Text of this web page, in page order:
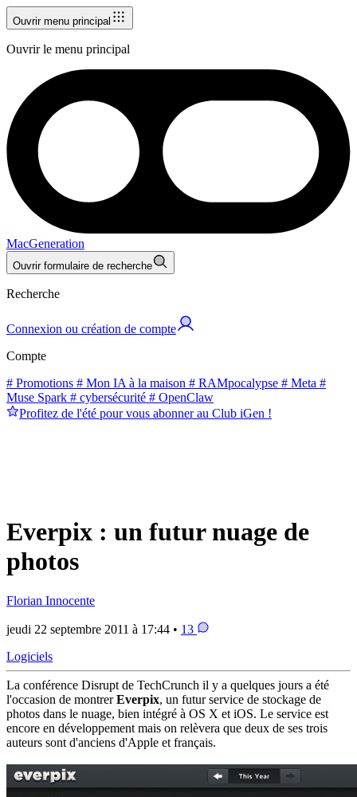
Ouvrir menu principal
Ouvrir le menu principal
MacGeneration
Ouvrir formulaire de recherche
Recherche
Connexion ou création de compte
Compte
# Promotions # Mon IA à la maison # RAMpocalypse # Meta #
Muse Spark # cybersécurité # OpenClaw
Profitez de l'été pour vous abonner au Club iGen !
Everpix : un futur nuage de
photos
Florian Innocente
jeudi 22 septembre 2011 à 17:44 • 13
Logiciels
La conférence Disrupt de TechCrunch il y a quelques jours a été
l'occasion de montrerEverpix, un futur service de stockage de
photos dans le nuage, bien intégré à OS X et iOS. Le service est
encore en développement mais on relèvera que deux de ses trois
auteurs sont d'anciens d'Apple et français.